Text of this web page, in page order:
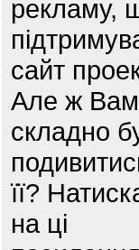
рекламу,
сайт
Але ж
складно
її?
на ці